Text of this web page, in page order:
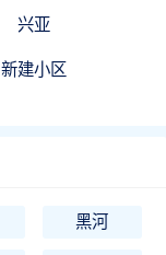
兴亚
新建小区
黑河